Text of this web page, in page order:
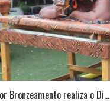
Bronzeamento realiza o Di...